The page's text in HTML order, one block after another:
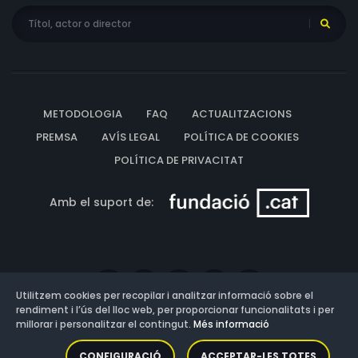
METODOLOGIA FAQ
ACTUALITZACIONS
PREMSA
AVÍS LEGAL
POLÍTICA DE COOKIES
POLÍTICA DE PRIVACITAT
Amb el suport de:
Versió: 3.13.0.202607011342
Utilitzem cookies per recopilar i analitzar informació sobre el
rendiment i l’ús del lloc web, per proporcionar funcionalitats i per
millorar i personalitzar el contingut. Més informació